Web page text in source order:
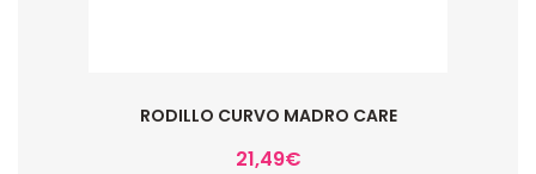
RODILLO CURVO MADRO CARE
21,49€